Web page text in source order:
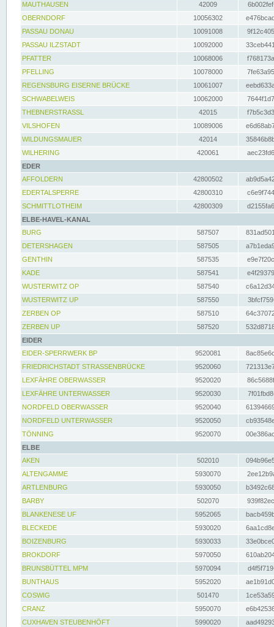
MAUTHAUSEN
42009
OBERNDORF
10056302
PASSAU DONAU
10091008
PASSAU ILZSTADT
10092000
PFATTER
10068006
PFELLING
10078000
REGENSBURG EISERNE BRÜCKE
10061007
SCHWABELWEIS
10062000
THEBNERSTRASSL
42015
VILSHOFEN
10089006
WILDUNGSMAUER
42014
WILHERING
420061
EDER
AFFOLDERN
42800502
EDERTALSPERRE
42800310
SCHMITTLOTHEIM
42800309
ELBE-HAVEL-KANAL
BURG
587507
DETERSHAGEN
587505
GENTHIN
587535
KADE
587541
WUSTERWITZ OP
587540
WUSTERWITZ UP
587550
ZERBEN OP
587510
ZERBEN UP
587520
EIDER
EIDER-SPERRWERK BP
9520081
FRIEDRICHSTADT STRASSENBRÜCKE
9520060
LEXFÄHRE OBERWASSER
9520020
LEXFÄHRE UNTERWASSER
9520030
NORDFELD OBERWASSER
9520040
NORDFELD UNTERWASSER
9520050
TÖNNING
9520070
ELBE
AKEN
502010
ALTENGAMME
5930070
ARTLENBURG
5930050
BARBY
502070
BLANKENESE UF
5952065
BLECKEDE
5930020
BOIZENBURG
5930033
BROKDORF
5970050
BRUNSBÜTTEL MPM
5970094
BUNTHAUS
5952020
COSWIG
501470
CRANZ
5950070
CUXHAVEN STEUBENHÖFT
5990020